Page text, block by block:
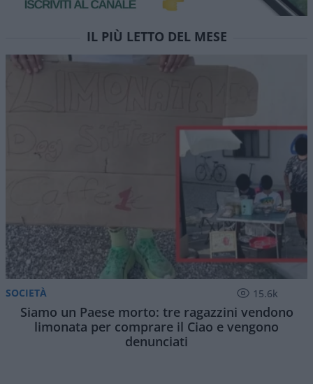
IL PIÙ LETTO DEL MESE
SOCIETÀ 15.6k
Siamo un Paese morto: tre ragazzini vendono
limonata per comprare il Ciao e vengono
denunciati